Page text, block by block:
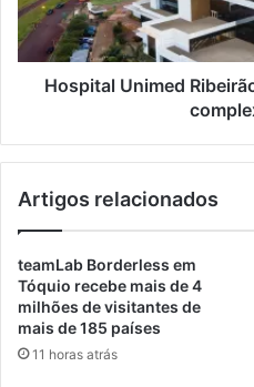
r
o
l
a
e
s
s
o
a
a
l
U
R
e
r
ã
o
Hospital Unimed
Artigos relacionados
teamLab Borderless em
Tóquio recebe mais de 4
milhões de visitantes de
mais de 185 países
11 horas atrás